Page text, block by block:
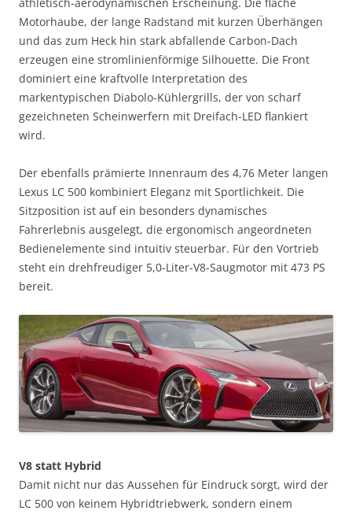
Motorhaube, der lange Radstand mit kurzen Überhängen
und das zum Heck hin stark abfallende Carbon-Dach
erzeugen eine stromlinienförmige Silhouette. Die Front
dominiert eine kraftvolle Interpretation des
markentypischen Diabolo-Kühlergrills, der von scharf
gezeichneten Scheinwerfern mit Dreifach-LED flankiert
wird.
Der ebenfalls prämierte Innenraum des 4,76 Meter langen
Lexus LC 500 kombiniert Eleganz mit Sportlichkeit. Die
Sitzposition ist auf ein besonders dynamisches
Fahrerlebnis ausgelegt, die ergonomisch angeordneten
Bedienelemente sind intuitiv steuerbar. Für den Vortrieb
steht ein drehfreudiger 5,0-Liter-V8-Saugmotor mit 473 PS
bereit.
V8 statt Hybrid
Damit nicht nur das Aussehen für Eindruck sorgt, wird der
LC 500 von keinem Hybridtriebwerk, sondern einem